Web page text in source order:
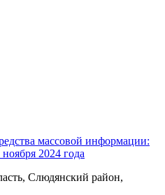
массовой информации:
2024 года
Слюдянский район,